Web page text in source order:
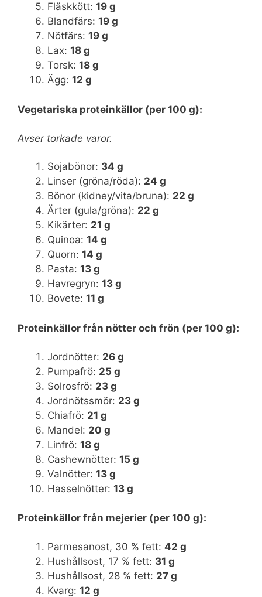
Fläskkött: 19 g
Blandfärs: 19 g
Nötfärs: 19 g
Lax: 18 g
Torsk: 18 g
Ägg: 12 g
Vegetariska proteinkällor (per 100 g):
Avser torkade varor.
Sojabönor: 34 g
Linser (gröna/röda): 24 g
Bönor (kidney/vita/bruna): 22 g
Ärter (gula/gröna): 22 g
Kikärter: 21 g
Quinoa: 14 g
Quorn: 14 g
Pasta: 13 g
Havregryn: 13 g
Bovete: 11 g
Proteinkällor från nötter och frön (per 100 g):
Jordnötter: 26 g
Pumpafrö: 25 g
Solrosfrö: 23 g
Jordnötssmör: 23 g
Chiafrö: 21 g
Mandel: 20 g
Linfrö: 18 g
Cashewnötter: 15 g
Valnötter: 13 g
Hasselnötter: 13 g
Proteinkällor från mejerier (per 100 g):
Parmesanost, 30 % fett: 42 g
Hushållsost, 17 % fett: 31 g
Hushållsost, 28 % fett: 27 g
Kvarg: 12 g